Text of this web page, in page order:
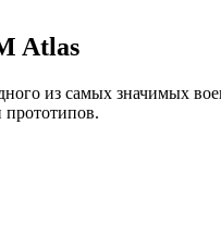
Atlas
из самых значимых